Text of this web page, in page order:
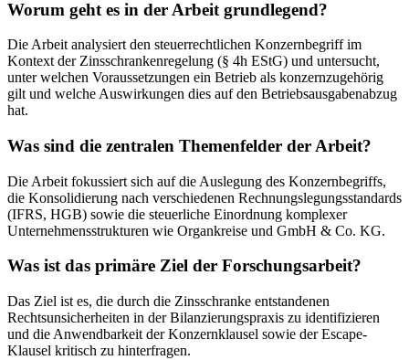
Worum geht es in der Arbeit grundlegend?
Die Arbeit analysiert den steuerrechtlichen Konzernbegriff im
Kontext der Zinsschrankenregelung (§ 4h EStG) und untersucht,
unter welchen Voraussetzungen ein Betrieb als konzernzugehörig
gilt und welche Auswirkungen dies auf den Betriebsausgabenabzug
hat.
Was sind die zentralen Themenfelder der Arbeit?
Die Arbeit fokussiert sich auf die Auslegung des Konzernbegriffs,
die Konsolidierung nach verschiedenen Rechnungslegungsstandards
(IFRS, HGB) sowie die steuerliche Einordnung komplexer
Unternehmensstrukturen wie Organkreise und GmbH & Co. KG.
Was ist das primäre Ziel der Forschungsarbeit?
Das Ziel ist es, die durch die Zinsschranke entstandenen
Rechtsunsicherheiten in der Bilanzierungspraxis zu identifizieren
und die Anwendbarkeit der Konzernklausel sowie der Escape-
Klausel kritisch zu hinterfragen.